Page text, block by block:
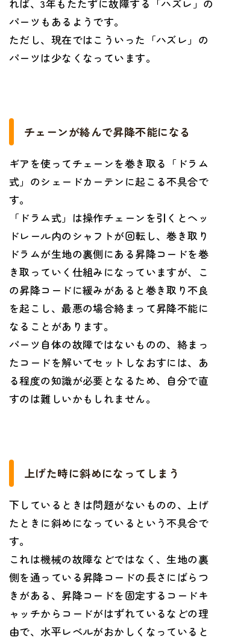
れば、3年もたたずに故障する「ハズレ」の
パーツもあるようです。
ただし、現在ではこういった「ハズレ」の
パーツは少なくなっています。
チェーンが絡んで昇降不能になる
ギアを使ってチェーンを巻き取る「ドラム
式」のシェードカーテンに起こる不具合で
す。
「ドラム式」は操作チェーンを引くとヘッ
ドレール内のシャフトが回転し、巻き取り
ドラムが生地の裏側にある昇降コードを巻
き取っていく仕組みになっていますが、こ
の昇降コードに緩みがあると巻き取り不良
を起こし、最悪の場合絡まって昇降不能に
なることがあります。
パーツ自体の故障ではないものの、絡まっ
たコードを解いてセットしなおすには、あ
る程度の知識が必要となるため、自分で直
すのは難しいかもしれません。
上げた時に斜めになってしまう
下しているときは問題がないものの、上げ
たときに斜めになっているという不具合で
す。
これは機械の故障などではなく、生地の裏
側を通っている昇降コードの長さにばらつ
きがある、昇降コードを固定するコードキ
ャッチからコードがはずれているなどの理
由で、水平レベルがおかしくなっていると